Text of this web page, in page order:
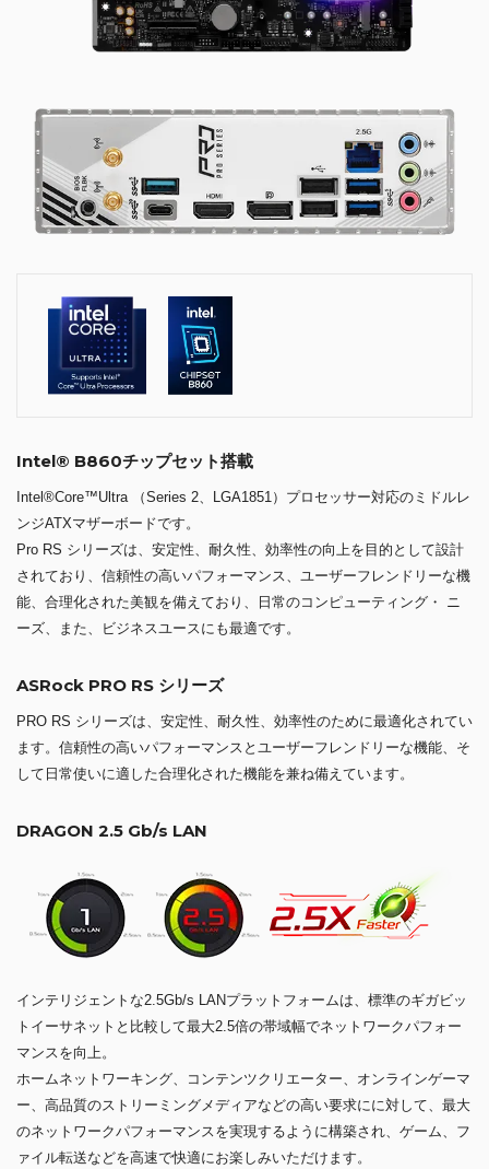
Intel® B860チップセット搭載
Intel®Core™Ultra （Series 2、LGA1851）プロセッサー対応のミドルレ
ンジATXマザーボードです。
Pro RS シリーズは、安定性、耐久性、効率性の向上を目的として設計
されており、信頼性の高いパフォーマンス、ユーザーフレンドリーな機
能、合理化された美観を備えており、日常のコンピューティング・ ニ
ーズ、また、ビジネスユースにも最適です。
ASRock PRO RS シリーズ
PRO RS シリーズは、安定性、耐久性、効率性のために最適化されてい
ます。信頼性の高いパフォーマンスとユーザーフレンドリーな機能、そ
して日常使いに適した合理化された機能を兼ね備えています。
DRAGON 2.5 Gb/s LAN
インテリジェントな2.5Gb/s LANプラットフォームは、標準のギガビッ
トイーサネットと比較して最大2.5倍の帯域幅でネットワークパフォー
マンスを向上。
ホームネットワーキング、コンテンツクリエーター、オンラインゲーマ
ー、高品質のストリーミングメディアなどの高い要求にに対して、最大
のネットワークパフォーマンスを実現するように構築され、ゲーム、フ
ァイル転送などを高速で快適にお楽しみいただけます。